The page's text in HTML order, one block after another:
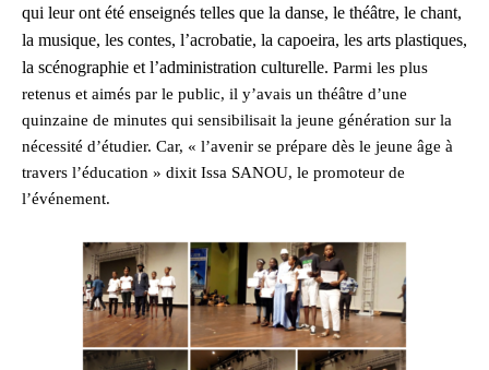
qui leur ont été enseignés telles que la danse, le théâtre, le chant,
la musique, les contes, l’acrobatie, la capoeira, les arts plastiques,
la scénographie et l’administration culturelle. Parmi les plus
retenus et aimés par le public, il y’avais un théâtre d’une
quinzaine de minutes qui sensibilisait la jeune génération sur la
nécessité d’étudier. Car, « l’avenir se prépare dès le jeune âge à
travers l’éducation » dixit Issa SANOU, le promoteur de
l’événement.